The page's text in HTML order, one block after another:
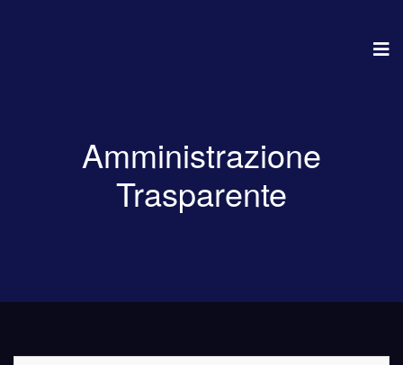
Amministrazione
Trasparente